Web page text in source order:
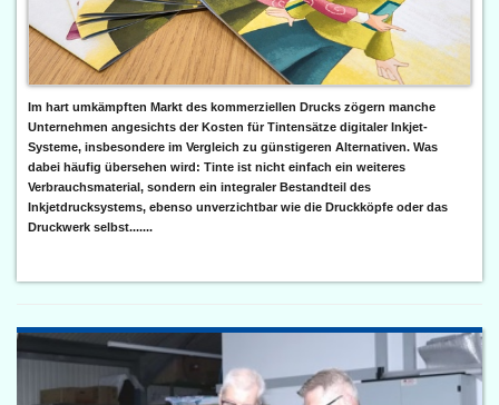
Im hart umkämpften Markt des kommerziellen Drucks zögern manche
Unternehmen angesichts der Kosten für Tintensätze digitaler Inkjet-
Systeme, insbesondere im Vergleich zu günstigeren Alternativen. Was
dabei häufig übersehen wird: Tinte ist nicht einfach ein weiteres
Verbrauchsmaterial, sondern ein integraler Bestandteil des
Inkjetdrucksystems, ebenso unverzichtbar wie die Druckköpfe oder das
Druckwerk selbst.......